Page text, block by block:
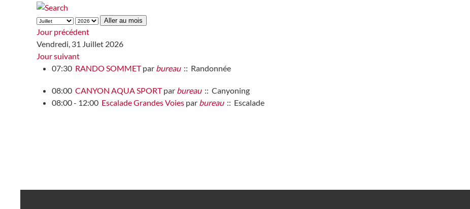
Aller au mois
Jour précédent
Vendredi, 31 Juillet 2026
Jour suivant
07:30 RANDO SOMMETpar bureau:: Randonnée
08:00 CANYON AQUA SPORTpar bureau:: Canyoning
08:00 - 12:00 Escalade Grandes Voies par bureau:: Escalade